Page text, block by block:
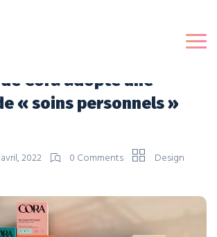
Cora adopte une
« soins personnels »
2022 0 Comments Design